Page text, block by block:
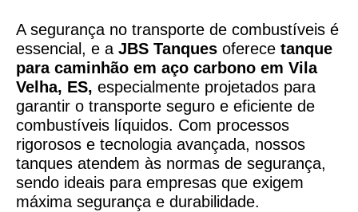
A segurança no transporte de combustíveis é
essencial, e a JBS Tanques oferece tanque
para caminhão em aço carbono em Vila
Velha, ES, especialmente projetados para
garantir o transporte seguro e eficiente de
combustíveis líquidos. Com processos
rigorosos e tecnologia avançada, nossos
tanques atendem às normas de segurança,
sendo ideais para empresas que exigem
máxima segurança e durabilidade.